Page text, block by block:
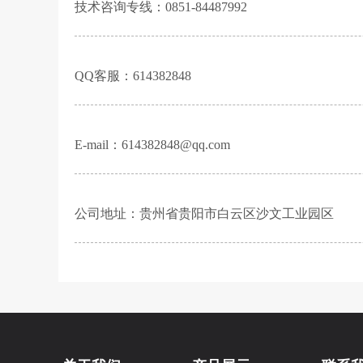
技术咨询专线：0851-84487992
QQ客服：614382848
E-mail：614382848@qq.com
公司地址：贵州省贵阳市白云区沙文